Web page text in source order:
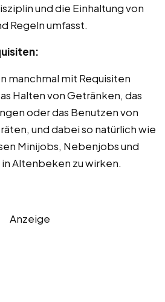
und die Einhaltung von
Regeln umfasst.
manchmal mit Requisiten
Halten von Getränken, das
oder das Benutzen von
und dabei so natürlich wie
Minijobs, Nebenjobs und
Altenbeken zu wirken.
Anzeige